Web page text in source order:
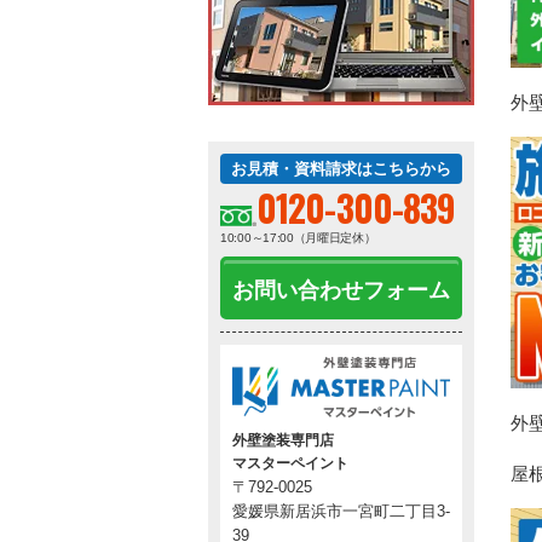
外
外
屋
お見積・資料請求はこちらから
0120-300-839
10:00～17:00（月曜日定休）
お問い合わせフォーム
外壁塗装専門店
マスターペイント
〒792-0025
愛媛県新居浜市一宮町二丁目3-
39